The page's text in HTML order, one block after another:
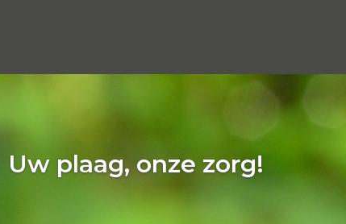
Uw plaag, onze zorg!